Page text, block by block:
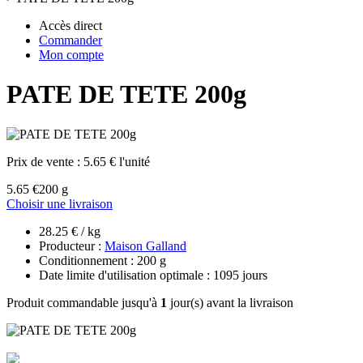
Accès direct
Commander
Mon compte
PATE DE TETE 200g
Prix de vente : 5.65 € l'unité
5.65 €200 g
Choisir une livraison
28.25 € / kg
Producteur : Maison Galland
Conditionnement : 200 g
Date limite d'utilisation optimale : 1095 jours
Produit commandable jusqu'à 1 jour(s) avant la livraison